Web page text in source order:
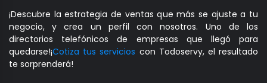
¡Descubre la estrategia de ventas que más se ajuste a tu
negocio, y crea un perfil con nosotros. Uno de los
directorios telefónicos de empresas que llegó para
quedarse!¡Cotiza tus servicios con Todoservy, el resultado
te sorprenderá!